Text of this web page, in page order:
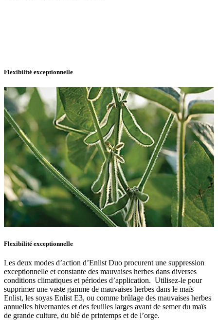
Flexibilité exceptionnelle
Flexibilité exceptionnelle
Les deux modes d’action d’Enlist Duo procurent une suppression
exceptionnelle et constante des mauvaises herbes dans diverses
conditions climatiques et périodes d’application. Utilisez-le pour
supprimer une vaste gamme de mauvaises herbes dans le maïs
Enlist, les soyas Enlist E3, ou comme brûlage des mauvaises herbes
annuelles hivernantes et des feuilles larges avant de semer du maïs
de grande culture, du blé de printemps et de l’orge.